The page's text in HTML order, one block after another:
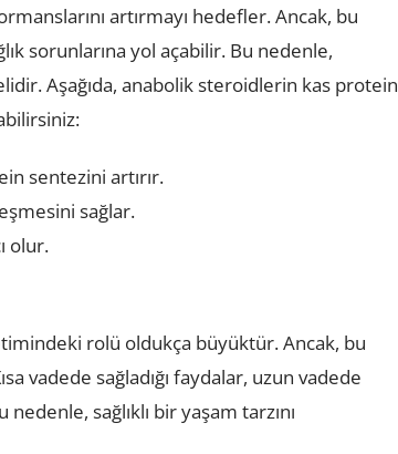
artırmayı hedefler. Ancak, bu
sorunlarına yol açabilir. Bu nedenle,
Aşağıda, anabolik steroidlerin kas protein
sentezini artırır.
sağlar.
olur.
rolü oldukça büyüktür. Ancak, bu
vadede sağladığı faydalar, uzun vadede
sağlıklı bir yaşam tarzını